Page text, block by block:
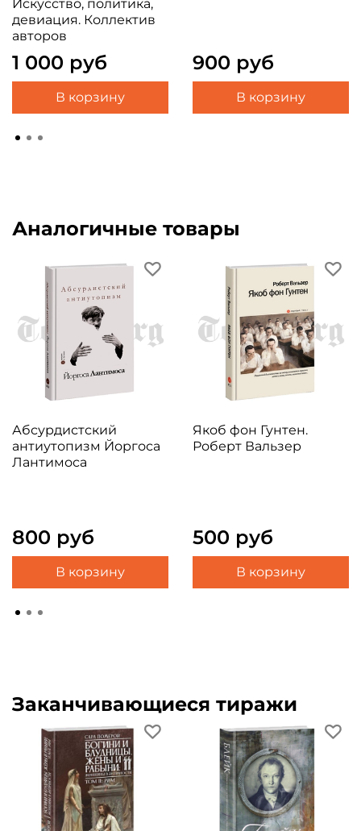
Искусство, политика,
девиация. Коллектив
авторов
1 000 руб
В корзину
900 руб
В корзину
Аналогичные товары
Абсурдистский
антиутопизм Йоргоса
Лантимоса
800 руб
В корзину
Якоб фон Гунтен.
Роберт Вальзер
500 руб
В корзину
Заканчивающиеся тиражи